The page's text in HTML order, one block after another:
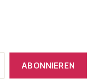
ABONNIEREN